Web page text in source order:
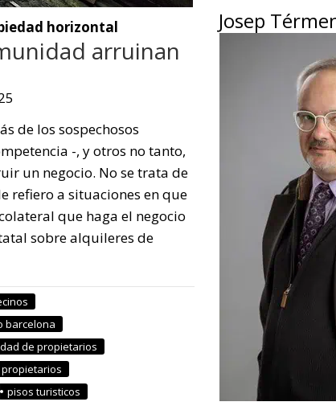
horizontal
arruinan
de los sospechosos
-, y otros no tanto,
un negocio. No se trata de
refiero a situaciones en que
que haga el negocio
sobre alquileres de
barcelona
de propietarios
pisos turisticos
Josep